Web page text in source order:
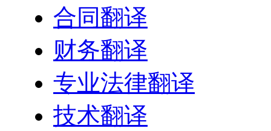
合同翻译
财务翻译
专业法律翻译
技术翻译